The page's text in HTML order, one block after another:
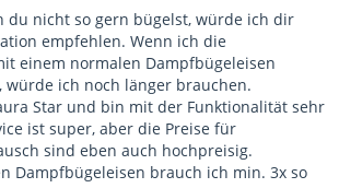
du nicht so gern bügelst, würde ich dir
empfehlen. Wenn ich die
einem normalen Dampfbügeleisen
würde ich noch länger brauchen.
Star und bin mit der Funktionalität sehr
ist super, aber die Preise für
sind eben auch hochpreisig.
Dampfbügeleisen brauch ich min. 3x so